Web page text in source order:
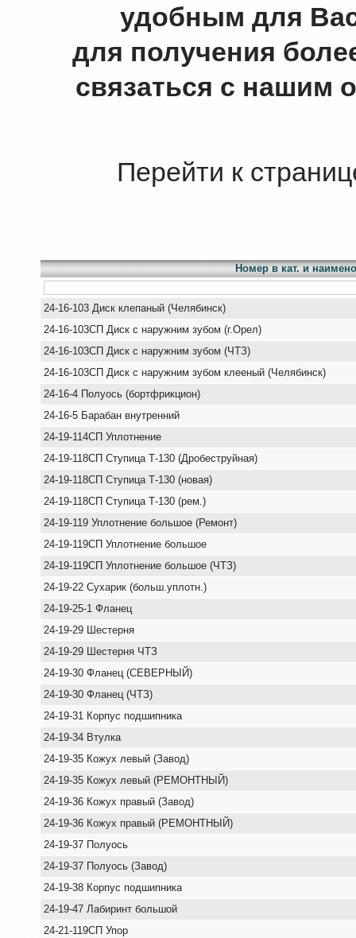
удобным для
для получения
связаться с нашим
Перейти к
Номер в кат. и
24-16-103 Диск клепаный (Челябинск)
24-16-103СП Диск с наружним зубом (г.Орел)
24-16-103СП Диск с наружним зубом (ЧТЗ)
24-16-103СП Диск с наружним зубом клееный (Челябинск)
24-16-4 Полуось (бортфрикцион)
24-16-5 Барабан внутренний
24-19-114СП Уплотнение
24-19-118СП Ступица Т-130 (Дробеструйная)
24-19-118СП Ступица Т-130 (новая)
24-19-118СП Ступица Т-130 (рем.)
24-19-119 Уплотнение большое (Ремонт)
24-19-119СП Уплотнение большое
24-19-119СП Уплотнение большое (ЧТЗ)
24-19-22 Сухарик (больш.уплотн.)
24-19-25-1 Фланец
24-19-29 Шестерня
24-19-29 Шестерня ЧТЗ
24-19-30 Фланец (СЕВЕРНЫЙ)
24-19-30 Фланец (ЧТЗ)
24-19-31 Корпус подшипника
24-19-34 Втулка
24-19-35 Кожух левый (Завод)
24-19-35 Кожух левый (РЕМОНТНЫЙ)
24-19-36 Кожух правый (Завод)
24-19-36 Кожух правый (РЕМОНТНЫЙ)
24-19-37 Полуось
24-19-37 Полуось (Завод)
24-19-38 Корпус подшипника
24-19-47 Лабиринт большой
24-21-119СП Упор